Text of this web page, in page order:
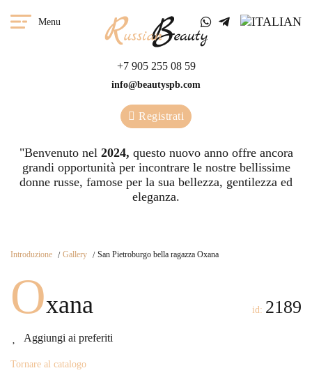
Menu
+7 905 255 08 59
info@beautyspb.com
Registrati
"Benvenuto nel 2024, questo nuovo anno offre ancora
grandi opportunità per incontrare le nostre bellissime
donne russe, famose per la sua bellezza, gentilezza ed
eleganza.
Introduzione Gallery San Pietroburgo bella ragazza Oxana
Oxana
Aggiungi ai preferiti
id: 2189
Tornare al catalogo